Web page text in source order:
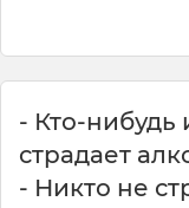
- Кто-нибудь
страдает
- Никто не